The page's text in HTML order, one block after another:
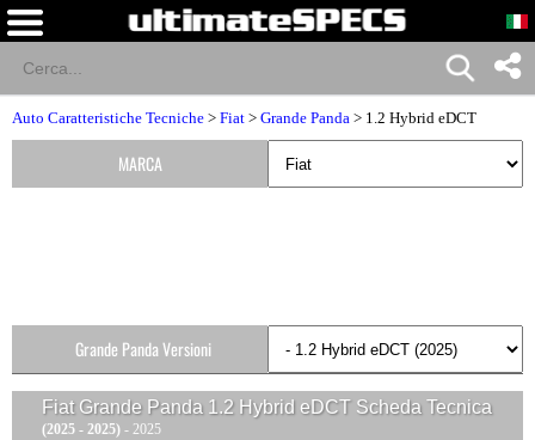
Auto Caratteristiche Tecniche > Fiat > Grande Panda > 1.2 Hybrid eDCT
Fiat Grande Panda 1.2 Hybrid eDCT Scheda Tecnica
(2025 - 2025) - 2025
MARCA
Grande Panda Versioni